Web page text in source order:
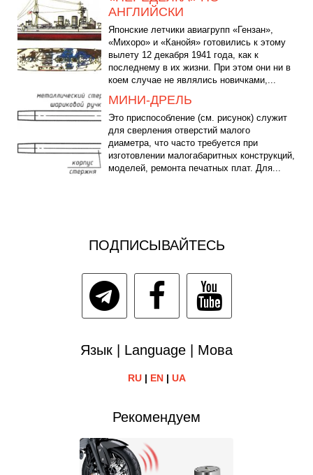
АНГЛИЙСКИ
Японские летчики авиагрупп «Гензан»,
«Михоро» и «Канойя» готовились к этому
вылету 12 декабря 1941 года, как к
последнему в их жизни. При этом они ни в
коем случае не являлись новичками,...
МИНИ-ДРЕЛЬ
Это приспособление (см. рисунок) служит
для сверления отверстий малого
диаметра, что часто требуется при
изготовлении малогабаритных конструкций,
моделей, ремонта печатных плат. Для...
ПОДПИСЫВАЙТЕСЬ
Язык | Language | Мова
RU| EN| UA
Рекомендуем